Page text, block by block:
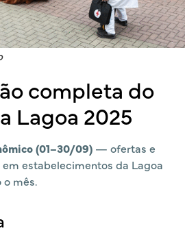
completa do
Lagoa 2025
(01–30/09) — ofertas e
estabelecimentos da Lagoa
o mês.